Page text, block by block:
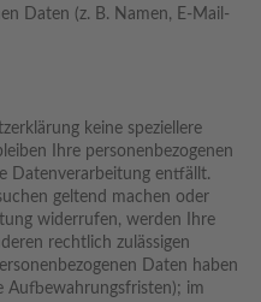
Daten (z. B. Namen, E-Mail-
keine speziellere
Ihre personenbezogenen
Datenverarbeitung entfällt.
geltend machen oder
widerrufen, werden Ihre
rechtlich zulässigen
Daten haben
Aufbewahrungsfristen); im